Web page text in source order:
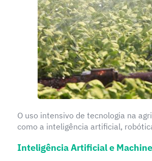
O uso intensivo de tecnologia na
como a inteligência artificial,
Inteligência Artificial e